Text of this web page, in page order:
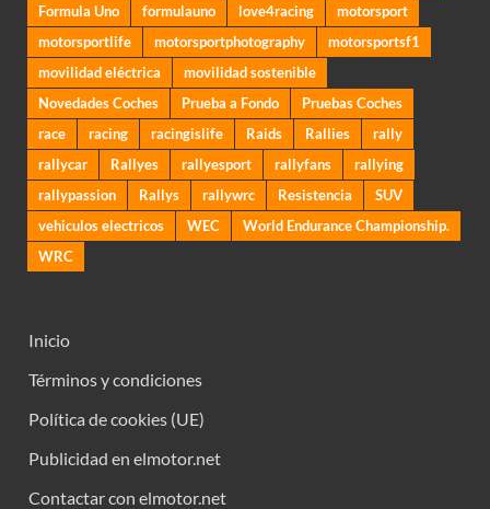
Formula Uno
formulauno love4racing
motorsport
motorsportlife
motorsportphotography
motorsportsf1
movilidad eléctrica
movilidad sostenible
Novedades Coches
Prueba a Fondo
Pruebas Coches
race
racing racingislife Raids Rallies
rally
rallycar
Rallyes rallyesport rallyfans
rallying
rallypassion
Rallys rallywrc Resistencia
SUV
vehiculos electricos
WEC
World Endurance Championship.
WRC
Inicio
Términos y condiciones
Política de cookies (UE)
Publicidad en elmotor.net
Contactar con elmotor.net